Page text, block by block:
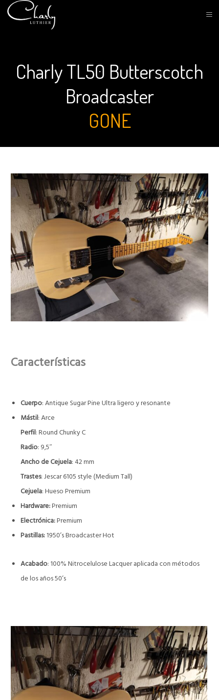
Charly TL50 Butterscotch
Broadcaster
GONE
Características
Cuerpo: Antique Sugar Pine Ultra ligero y resonante
Mástil: Arce
Perfil: Round Chunky C
Radio: 9,5″
Ancho de Cejuela: 42 mm
Trastes: Jescar 6105 style (Medium Tall)
Cejuela: Hueso Premium
Hardware:Premium
Electrónica:Premium
Pastillas:1950’s Broadcaster Hot
Acabado: 100% Nitrocelulose Lacquer aplicada con métodos
de los años 50’s